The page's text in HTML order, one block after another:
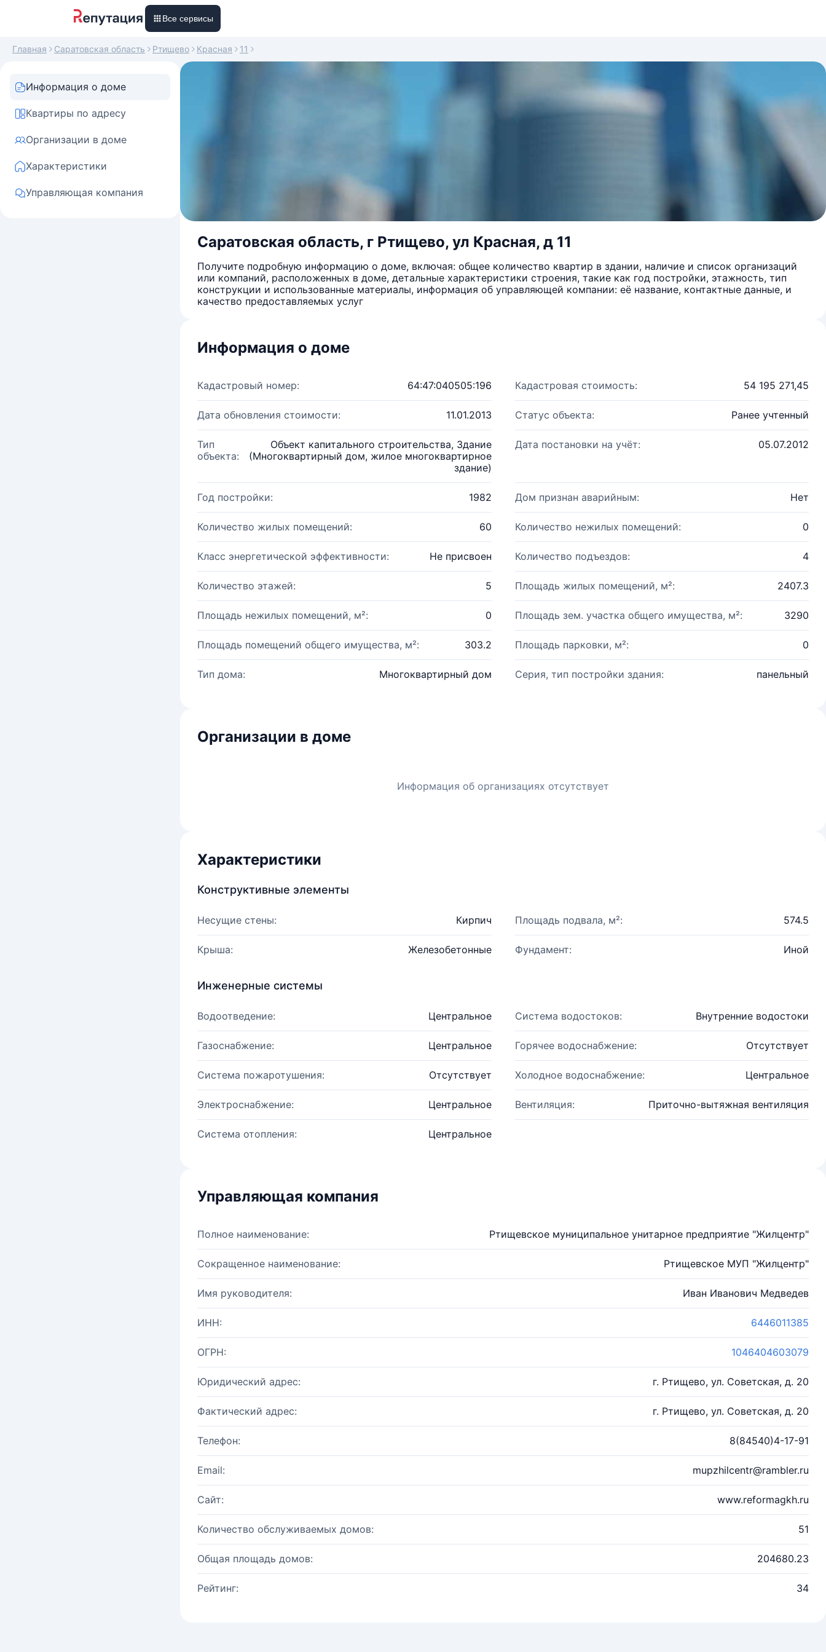
Все сервисы
Главная Саратовская область Ртищево Красная 11
Информация о доме
Квартиры по адресу
Организации в доме
Характеристики
Управляющая компания
Саратовская область, г Ртищево, ул Красная, д 11
Получите подробную информацию о доме, включая: общее количество квартир в здании, наличие и список организаций
или компаний, расположенных в доме, детальные характеристики строения, такие как год постройки, этажность, тип
конструкции и использованные материалы, информация об управляющей компании: её название, контактные данные, и
качество предоставляемых услуг
Информация о доме
Кадастровый номер: 64:47:040505:196 Кадастровая стоимость: 54 195 271,45
Дата обновления стоимости: 11.01.2013 Статус объекта: Ранее учтенный
Тип
объекта:
Объект капитального строительства, Здание
(Многоквартирный дом, жилое многоквартирное
здание)
Дата постановки на учёт: 05.07.2012
Год постройки: 1982 Дом признан аварийным: Нет
Количество жилых помещений: 60 Количество нежилых помещений: 0
Класс энергетической эффективности: Не присвоен Количество подъездов: 4
Количество этажей: 5 Площадь жилых помещений, м²: 2407.3
Площадь нежилых помещений, м²: 0 Площадь зем. участка общего имущества, м²: 3290
Площадь помещений общего имущества, м²: 303.2 Площадь парковки, м²: 0
Тип дома: Многоквартирный дом Серия, тип постройки здания: панельный
Организации в доме
Информация об организациях отсутствует
Характеристики
Конструктивные элементы
Несущие стены: Кирпич Площадь подвала, м²: 574.5
Крыша: Железобетонные Фундамент: Иной
Инженерные системы
Водоотведение: Центральное Система водостоков: Внутренние водостоки
Газоснабжение: Центральное Горячее водоснабжение: Отсутствует
Система пожаротушения: Отсутствует Холодное водоснабжение: Центральное
Электроснабжение: Центральное Вентиляция: Приточно-вытяжная вентиляция
Система отопления: Центральное
Управляющая компания
Полное наименование: Ртищевское муниципальное унитарное предприятие "Жилцентр"
Сокращенное наименование: Ртищевское МУП "Жилцентр"
Имя руководителя: Иван Иванович Медведев
ИНН: 6446011385
ОГРН: 1046404603079
Юридический адрес: г. Ртищево, ул. Советская, д. 20
Фактический адрес: г. Ртищево, ул. Советская, д. 20
Телефон: 8(84540)4-17-91
Email: mupzhilcentr@rambler.ru
Сайт: www.reformagkh.ru
Количество обслуживаемых домов: 51
Общая площадь домов: 204680.23
Рейтинг: 34